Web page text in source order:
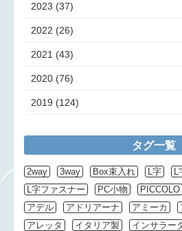
2023 (37)
2022 (26)
2021 (43)
2020 (76)
2019 (124)
タグ一覧
2way 3way Box束入れ L字
L
L字ファスナー
PC小物 PICCOLO
アデル
アドリアーナ アミーカ
アレッタ
イタリア製 インサラー